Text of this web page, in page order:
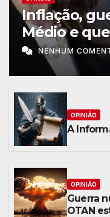
Inflação,
Médio e
podem dar
NENHUM
OPINIÃO
A
OPINIÃO
Guerra
OTAN